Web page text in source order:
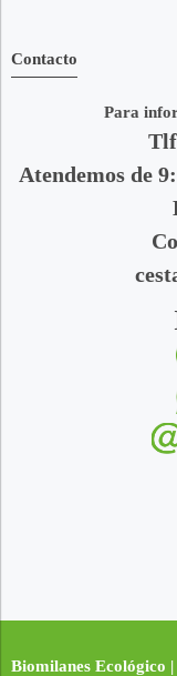
Contacto
Para
Atendemos de
Biomilanes Ecológico